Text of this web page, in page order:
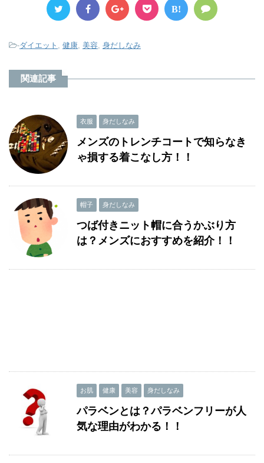
B!
-ダイエット , 健康, 美容, 身だしなみ
関連記事
衣服 身だしなみ
メンズのトレンチコートで知らなき
ゃ損する着こなし方！！
帽子 身だしなみ
つば付きニット帽に合うかぶり方
は？メンズにおすすめを紹介！！
お肌 健康 美容 身だしなみ
パラベンとは？パラベンフリーが人
気な理由がわかる！！